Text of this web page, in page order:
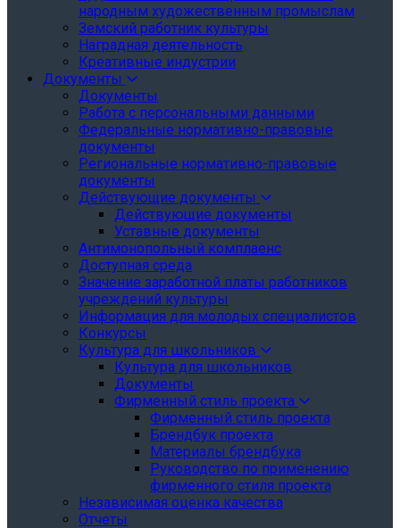
народным художественным промыслам
Земский работник культуры
Наградная деятельность
Креативные индустрии
Документы
Документы
Работа с персональными данными
Федеральные нормативно-правовые
документы
Региональные нормативно-правовые
документы
Действующие документы
Действующие документы
Уставные документы
Антимонопольный комплаенс
Доступная среда
Значение заработной платы работников
учреждений культуры
Информация для молодых специалистов
Конкурсы
Культура для школьников
Культура для школьников
Документы
Фирменный стиль проекта
Фирменный стиль проекта
Брендбук проекта
Материалы брендбука
Руководство по применению
фирменного стиля проекта
Независимая оценка качества
Отчеты